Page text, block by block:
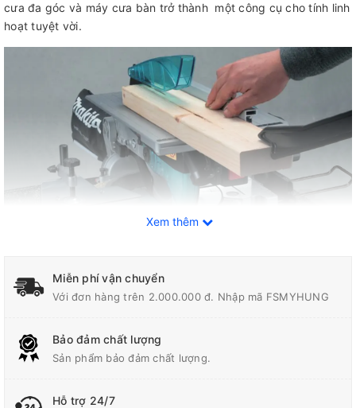
cưa đa góc và máy cưa bàn trở thành một công cụ cho tính linh
hoạt tuyệt vời.
Thông số kỹ thuật
Đường Kính Lưỡi
Xem thêm
Miễn phí vận chuyển
Với đơn hàng trên 2.000.000 đ. Nhập mã FSMYHUNG
Bảo đảm chất lượng
Sản phẩm bảo đảm chất lượng.
Hỗ trợ 24/7